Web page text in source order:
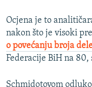
Ocjena je to
nakon što je visoki
o povećanju broja
Federacije BiH na 80,
Schmidotovom